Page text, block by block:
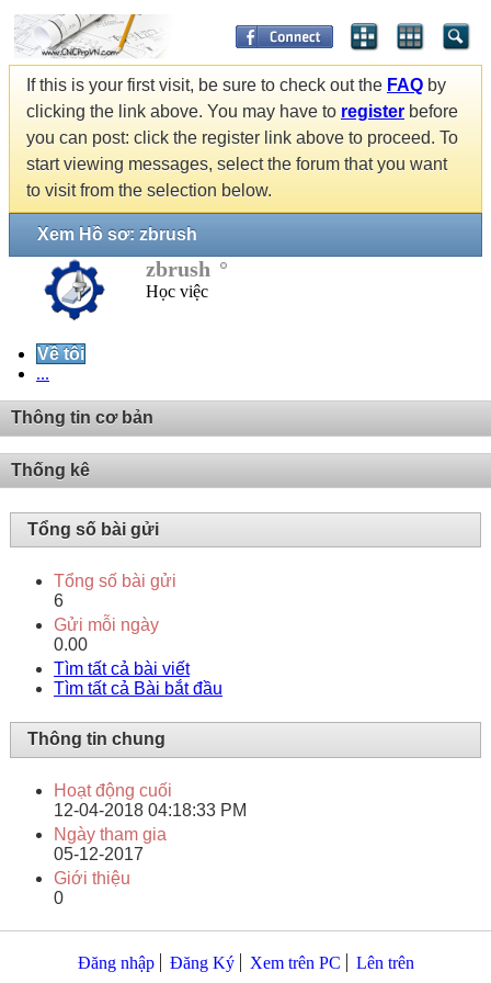
If this is your first visit, be sure to check out the FAQ by
clicking the link above. You may have to register before
you can post: click the register link above to proceed. To
start viewing messages, select the forum that you want
to visit from the selection below.
Xem Hồ sơ: zbrush
zbrush
Học việc
Về tôi
...
Thông tin cơ bản
Thống kê
Tổng số bài gửi
Tổng số bài gửi
6
Gửi mỗi ngày
0.00
Tìm tất cả bài viết
Tìm tất cả Bài bắt đầu
Thông tin chung
Hoạt động cuối
12-04-2018 04:18:33 PM
Ngày tham gia
05-12-2017
Giới thiệu
0
Đăng nhập Đăng Ký Xem trên PC Lên trên